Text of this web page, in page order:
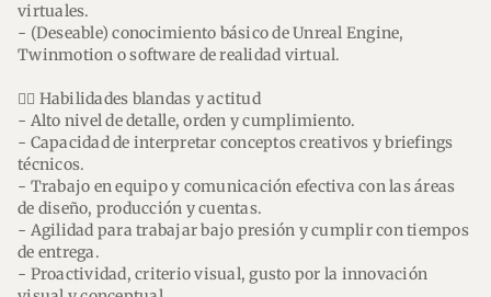
virtuales.
- (Deseable) conocimiento básico de Unreal Engine,
Twinmotion o software de realidad virtual.
🤹‍♂️ Habilidades blandas y actitud
- Alto nivel de detalle, orden y cumplimiento.
- Capacidad de interpretar conceptos creativos y briefings
técnicos.
- Trabajo en equipo y comunicación efectiva con las áreas
de diseño, producción y cuentas.
- Agilidad para trabajar bajo presión y cumplir con tiempos
de entrega.
- Proactividad, criterio visual, gusto por la innovación